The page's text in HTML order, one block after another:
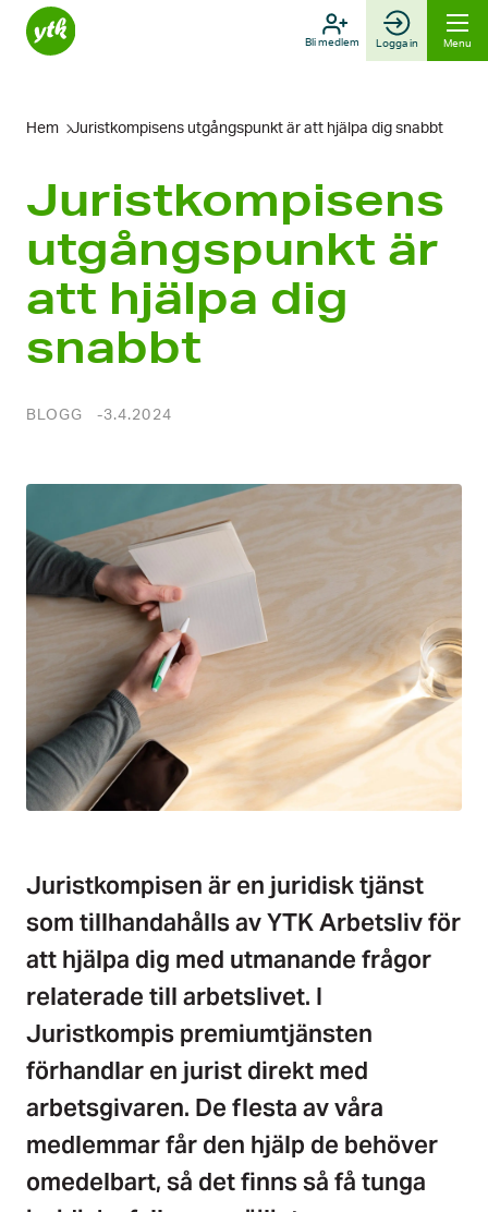
Skip
Bli medlem Logga in Menu
Hem Juristkompisens utgångspunkt är att hjälpa dig snabbt
Juristkompisens
utgångspunkt är
att hjälpa dig
snabbt
BLOGG 3.4.2024
Juristkompisen är en juridisk tjänst
som tillhandahålls av YTK Arbetsliv för
att hjälpa dig med utmanande frågor
relaterade till arbetslivet. I
Juristkompis premiumtjänsten
förhandlar en jurist direkt med
arbetsgivaren. De flesta av våra
medlemmar får den hjälp de behöver
omedelbart, så det finns så få tunga